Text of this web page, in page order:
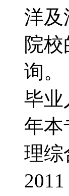
洋
院
询
毕业
年本
理综